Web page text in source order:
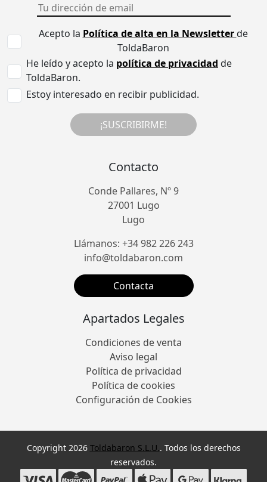
Acepto la Política de alta en la Newsletterde
ToldaBaron
He leído y acepto la política de privacidad de
ToldaBaron.
Estoy interesado en recibir publicidad.
¡SUSCRIBIRME!
Contacto
Conde Pallares, Nº 9
27001 Lugo
Lugo
Llámanos: +34 982 226 243
info@toldabaron.com
Contacta
Apartados Legales
Condiciones de venta
Aviso legal
Política de privacidad
Política de cookies
Configuración de Cookies
Copyright 2026 Toldabaron S.L.U.. Todos los derechos
reservados.